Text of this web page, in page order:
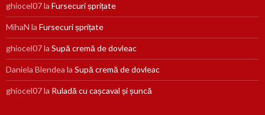
ghiocel07la Fursecuri șprițate
MihaN la Fursecuri șprițate
ghiocel07la Supă cremă de dovleac
Daniela Blendea la Supă cremă de dovleac
ghiocel07la Ruladă cu cașcaval și șuncă